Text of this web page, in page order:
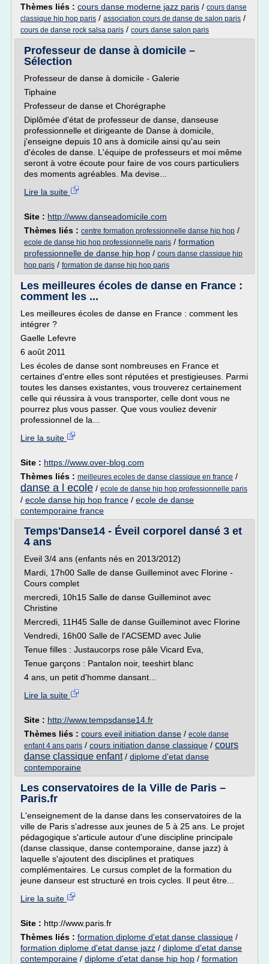
Thèmes liés : cours danse moderne jazz paris / cours danse
classique hip hop paris / association cours de danse de salon paris /
cours de danse rock salsa paris / cours danse salon paris
Professeur de danse à domicile –
Sélection
Professeur de danse à domicile - Galerie
Tiphaine
Professeur de danse et Chorégraphe
Diplômée d'état de professeur de danse, danseuse
professionnelle et dirigeante de Danse à domicile,
j'enseigne depuis 10 ans à domicile ainsi qu'au sein
d'écoles de danse. L'équipe de professeurs et moi même
seront à votre écoute pour faire de vos cours particuliers
des moments agréables. Ma devise...
Lire la suite
Site : http://www.danseadomicile.com
Thèmes liés : centre formation professionnelle danse hip hop /
ecole de danse hip hop professionnelle paris / formation
professionnelle de danse hip hop / cours danse classique hip
hop paris / formation de danse hip hop paris
Les meilleures écoles de danse en France :
comment les ...
Les meilleures écoles de danse en France : comment les
intégrer ?
Gaelle Lefevre
6 août 2011
Les écoles de danse sont nombreuses en France et
certaines d'entre elles sont réputées et prestigieuses. Parmi
toutes les danses existantes, vous trouverez certainement
celle qui réussira à vous transporter, celle dont vous ne
pourrez plus vous passer. Que vous vouliez devenir
professionnel de la...
Lire la suite
Site : https://www.over-blog.com
Thèmes liés : meilleures ecoles de danse classique en france /
danse a l ecole / ecole de danse hip hop professionnelle paris
/ ecole danse hip hop france / ecole de danse
contemporaine france
Temps'Danse14 - Éveil corporel dansé 3 et
4 ans
Eveil 3/4 ans (enfants nés en 2013/2012)
Mardi, 17h00 Salle de danse Guilleminot avec Florine -
Cours complet
mercredi, 10h15 Salle de danse Guilleminot avec
Christine
Mercredi, 11H45 Salle de danse Guilleminot avec Florine
Vendredi, 16h00 Salle de l'ACSEMD avec Julie
Tenue filles : Justaucorps rose pâle Vicard Eva,
Tenue garçons : Pantalon noir, teeshirt blanc
4 ans, un petit d'homme dansant...
Lire la suite
Site : http://www.tempsdanse14.fr
Thèmes liés : cours eveil initiation danse / ecole danse
enfant 4 ans paris / cours initiation danse classique / cours
danse classique enfant/ diplome d'etat danse
contemporaine
Les conservatoires de la Ville de Paris –
Paris.fr
L'enseignement de la danse dans les conservatoires de la
ville de Paris s'adresse aux jeunes de 5 à 25 ans. Le projet
pédagogique s'articule autour d'une discipline principale
(danse classique, danse contemporaine, danse jazz) à
laquelle s'ajoutent des disciplines et pratiques
complémentaires. Le cursus complet de la formation du
jeune danseur est structuré en trois cycles. Il peut être...
Lire la suite
Site : http://www.paris.fr
Thèmes liés : formation diplome d'etat danse classique /
formation diplome d'etat danse jazz / diplome d'etat danse
contemporaine / diplome d'etat danse hip hop / formation